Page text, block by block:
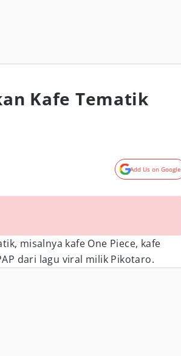
Kafe Tematik
Add Us on Google
misalnya kafe One Piece, kafe
dari lagu viral milik Pikotaro.